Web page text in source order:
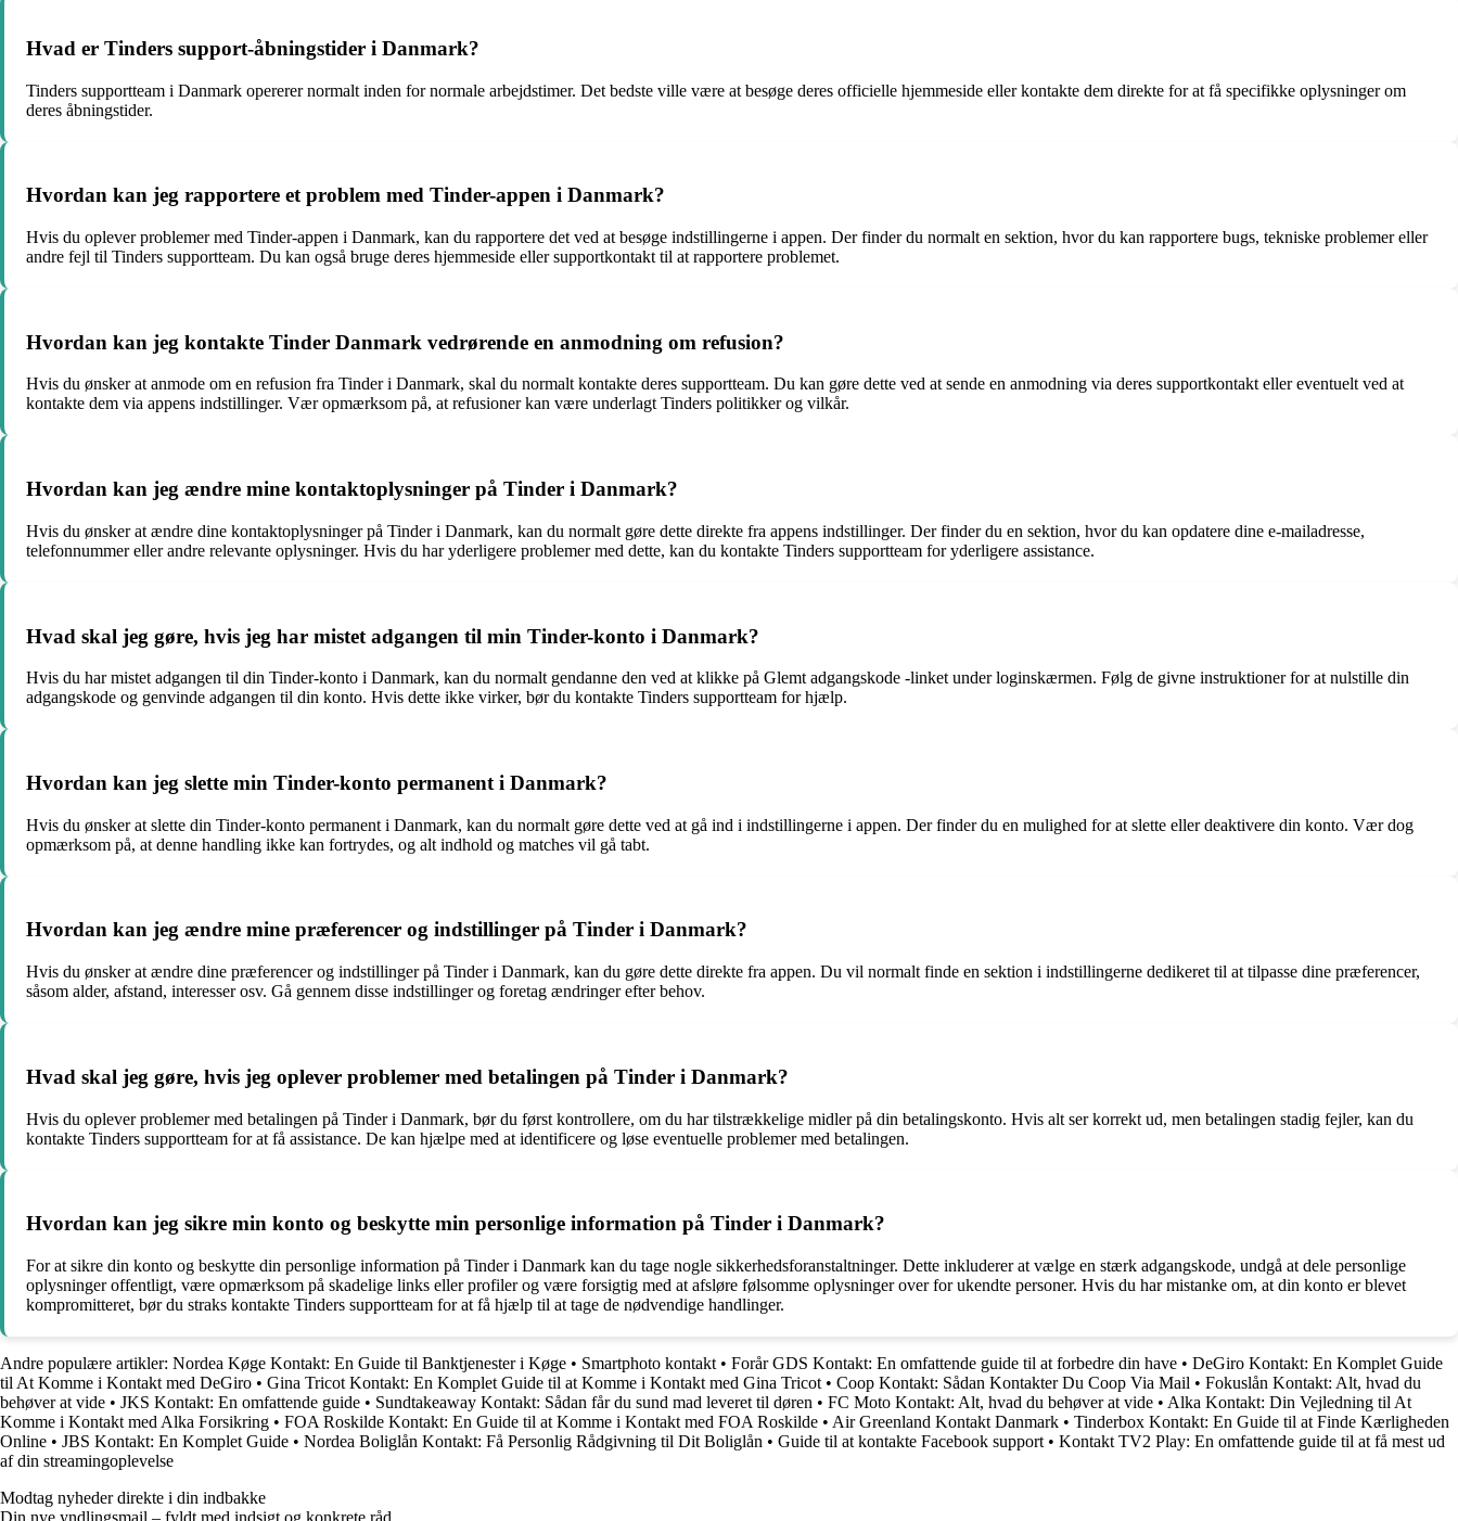
Hvad er Tinders support-åbningstider i Danmark?
Tinders supportteam i Danmark opererer normalt inden for normale arbejdstimer. Det bedste ville være at besøge deres officielle hjemmeside eller kontakte dem direkte for at få specifikke oplysninger om
deres åbningstider.
Hvordan kan jeg rapportere et problem med Tinder-appen i Danmark?
Hvis du oplever problemer med Tinder-appen i Danmark, kan du rapportere det ved at besøge indstillingerne i appen. Der finder du normalt en sektion, hvor du kan rapportere bugs, tekniske problemer eller
andre fejl til Tinders supportteam. Du kan også bruge deres hjemmeside eller supportkontakt til at rapportere problemet.
Hvordan kan jeg kontakte Tinder Danmark vedrørende en anmodning om refusion?
Hvis du ønsker at anmode om en refusion fra Tinder i Danmark, skal du normalt kontakte deres supportteam. Du kan gøre dette ved at sende en anmodning via deres supportkontakt eller eventuelt ved at
kontakte dem via appens indstillinger. Vær opmærksom på, at refusioner kan være underlagt Tinders politikker og vilkår.
Hvordan kan jeg ændre mine kontaktoplysninger på Tinder i Danmark?
Hvis du ønsker at ændre dine kontaktoplysninger på Tinder i Danmark, kan du normalt gøre dette direkte fra appens indstillinger. Der finder du en sektion, hvor du kan opdatere dine e-mailadresse,
telefonnummer eller andre relevante oplysninger. Hvis du har yderligere problemer med dette, kan du kontakte Tinders supportteam for yderligere assistance.
Hvad skal jeg gøre, hvis jeg har mistet adgangen til min Tinder-konto i Danmark?
Hvis du har mistet adgangen til din Tinder-konto i Danmark, kan du normalt gendanne den ved at klikke på Glemt adgangskode -linket under loginskærmen. Følg de givne instruktioner for at nulstille din
adgangskode og genvinde adgangen til din konto. Hvis dette ikke virker, bør du kontakte Tinders supportteam for hjælp.
Hvordan kan jeg slette min Tinder-konto permanent i Danmark?
Hvis du ønsker at slette din Tinder-konto permanent i Danmark, kan du normalt gøre dette ved at gå ind i indstillingerne i appen. Der finder du en mulighed for at slette eller deaktivere din konto. Vær dog
opmærksom på, at denne handling ikke kan fortrydes, og alt indhold og matches vil gå tabt.
Hvordan kan jeg ændre mine præferencer og indstillinger på Tinder i Danmark?
Hvis du ønsker at ændre dine præferencer og indstillinger på Tinder i Danmark, kan du gøre dette direkte fra appen. Du vil normalt finde en sektion i indstillingerne dedikeret til at tilpasse dine præferencer,
såsom alder, afstand, interesser osv. Gå gennem disse indstillinger og foretag ændringer efter behov.
Hvad skal jeg gøre, hvis jeg oplever problemer med betalingen på Tinder i Danmark?
Hvis du oplever problemer med betalingen på Tinder i Danmark, bør du først kontrollere, om du har tilstrækkelige midler på din betalingskonto. Hvis alt ser korrekt ud, men betalingen stadig fejler, kan du
kontakte Tinders supportteam for at få assistance. De kan hjælpe med at identificere og løse eventuelle problemer med betalingen.
Hvordan kan jeg sikre min konto og beskytte min personlige information på Tinder i Danmark?
For at sikre din konto og beskytte din personlige information på Tinder i Danmark kan du tage nogle sikkerhedsforanstaltninger. Dette inkluderer at vælge en stærk adgangskode, undgå at dele personlige
oplysninger offentligt, være opmærksom på skadelige links eller profiler og være forsigtig med at afsløre følsomme oplysninger over for ukendte personer. Hvis du har mistanke om, at din konto er blevet
kompromitteret, bør du straks kontakte Tinders supportteam for at få hjælp til at tage de nødvendige handlinger.
Andre populære artikler: Nordea Køge Kontakt: En Guide til Banktjenester i Køge • Smartphoto kontakt • Forår GDS Kontakt: En omfattende guide til at forbedre din have • DeGiro Kontakt: En Komplet Guide
til At Komme i Kontakt med DeGiro • Gina Tricot Kontakt: En Komplet Guide til at Komme i Kontakt med Gina Tricot • Coop Kontakt: Sådan Kontakter Du Coop Via Mail • Fokuslån Kontakt: Alt, hvad du
behøver at vide • JKS Kontakt: En omfattende guide • Sundtakeaway Kontakt: Sådan får du sund mad leveret til døren • FC Moto Kontakt: Alt, hvad du behøver at vide • Alka Kontakt: Din Vejledning til At
Komme i Kontakt med Alka Forsikring • FOA Roskilde Kontakt: En Guide til at Komme i Kontakt med FOA Roskilde • Air Greenland Kontakt Danmark • Tinderbox Kontakt: En Guide til at Finde Kærligheden
Online • JBS Kontakt: En Komplet Guide • Nordea Boliglån Kontakt: Få Personlig Rådgivning til Dit Boliglån • Guide til at kontakte Facebook support • Kontakt TV2 Play: En omfattende guide til at få mest ud
af din streamingoplevelse
Modtag nyheder direkte i din indbakke
Din nye yndlingsmail – fyldt med indsigt og konkrete råd.